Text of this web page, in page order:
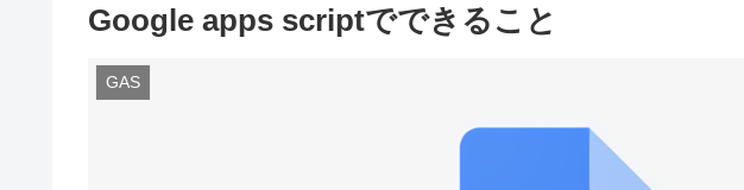
Google apps scriptでできること
GAS